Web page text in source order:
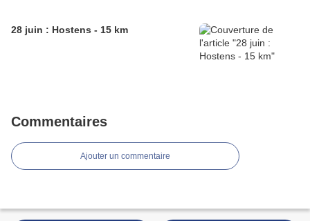
28 juin : Hostens - 15 km
Commentaires
Ajouter un commentaire